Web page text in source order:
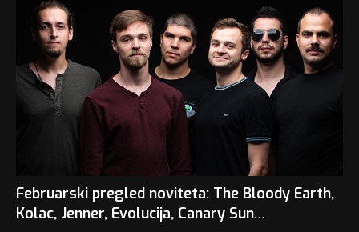
Februarski pregled noviteta: The Bloody Earth,
Kolac, Jenner, Evolucija, Canary Sun…